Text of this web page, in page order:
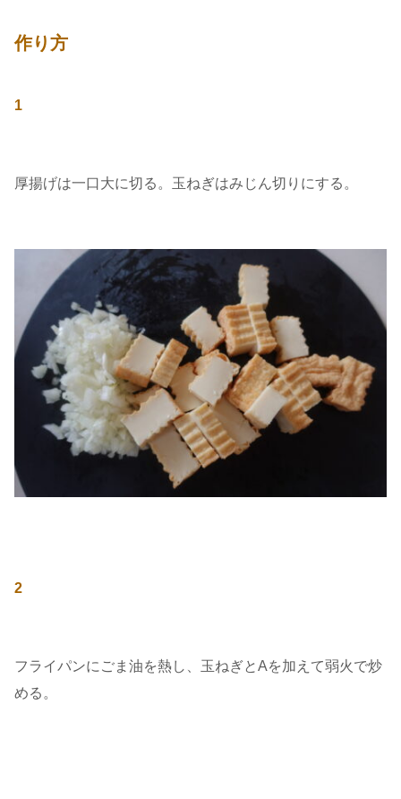
作り方
1
厚揚げは一口大に切る。玉ねぎはみじん切りにする。
2
フライパンにごま油を熱し、玉ねぎとAを加えて弱火で炒
める。